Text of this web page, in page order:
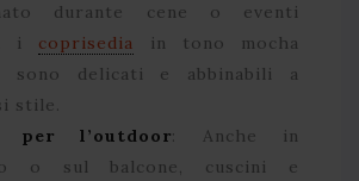
durante cene o eventi
i coprisedia in tono mocha
sono delicati e abbinabili a
stile.
per l’outdoor: Anche in
o sul balcone, cuscini e